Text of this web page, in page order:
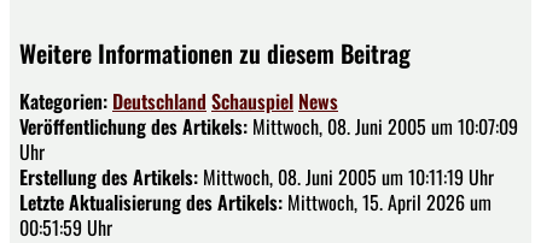
Weitere Informationen zu diesem Beitrag
Kategorien: Deutschland Schauspiel News
Veröffentlichung des Artikels: Mittwoch, 08. Juni 2005 um 10:07:09
Uhr
Erstellung des Artikels: Mittwoch, 08. Juni 2005 um 10:11:19 Uhr
Letzte Aktualisierung des Artikels: Mittwoch, 15. April 2026 um
00:51:59 Uhr